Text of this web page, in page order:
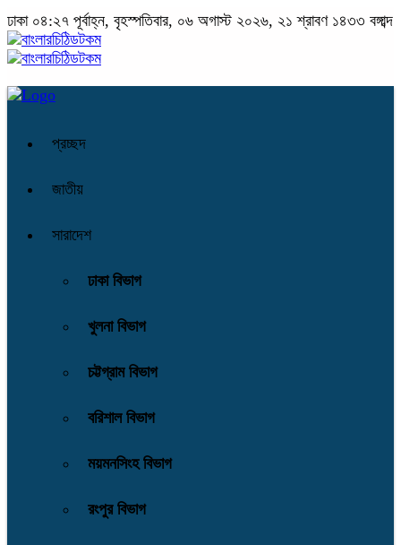
ঢাকা ০৪:২৭ পূর্বাহ্ন, বৃহস্পতিবার, ০৬ অগাস্ট ২০২৬, ২১ শ্রাবণ ১৪৩৩ বঙ্গাব্দ
প্রচ্ছদ
জাতীয়
সারাদেশ
ঢাকা বিভাগ
খুলনা বিভাগ
চট্টগ্রাম বিভাগ
বরিশাল বিভাগ
ময়মনসিংহ বিভাগ
রংপুর বিভাগ